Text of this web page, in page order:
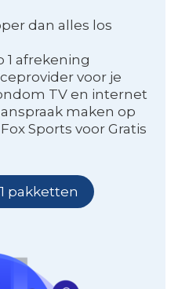
dan alles los
1 afrekening
voor je
TV en internet
maken op
Fox Sports voor Gratis
pakketten